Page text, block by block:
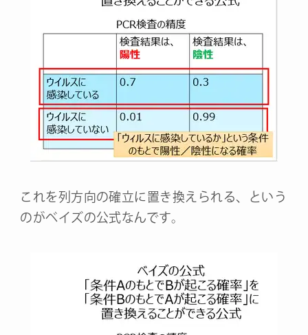
これを列方向の確立に置き換えられる、という
のがベイズの公式なんです。